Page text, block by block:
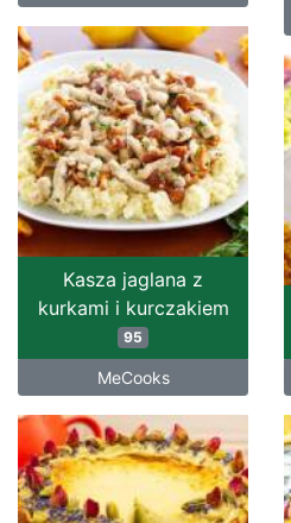
Kasza jaglana z
kurkami i kurczakiem
95
MeCooks